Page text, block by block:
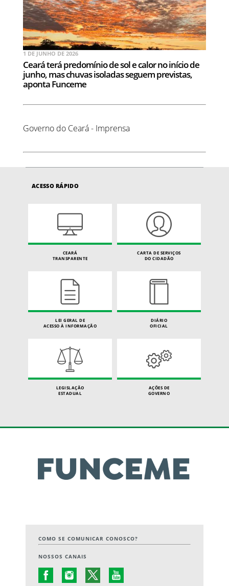
1 DE JUNHO DE 2026
Ceará terá predomínio de sol e calor no início de
junho, mas chuvas isoladas seguem previstas,
aponta Funceme
Governo do Ceará - Imprensa
ACESSO RÁPIDO
CEARÁ
TRANSPARENTE
CARTA DE SERVIÇOS
DO CIDADÃO
LEI GERAL DE
ACESSO À INFORMAÇÃO
DIÁRIO
OFICIAL
LEGISLAÇÃO
ESTADUAL
AÇÕES DE
GOVERNO
COMO SE COMUNICAR CONOSCO?
NOSSOS CANAIS